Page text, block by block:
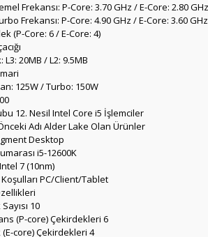
Frekansı: P-Core: 3.70 GHz / E-Core: 2.80 GHz
Frekansı: P-Core: 4.90 GHz / E-Core: 3.60 GHz
(P-Core: 6 / E-Core: 4)
20MB / L2: 9.5MB
125W / Turbo: 150W
12. Nesil Intel Core i5 İşlemciler
Adı Alder Lake Olan Ürünler
Desktop
i5-12600K
Intel 7 (10nm)
PC/Client/Tablet
10
(P-core) Çekirdekleri 6
core) Çekirdekleri 4